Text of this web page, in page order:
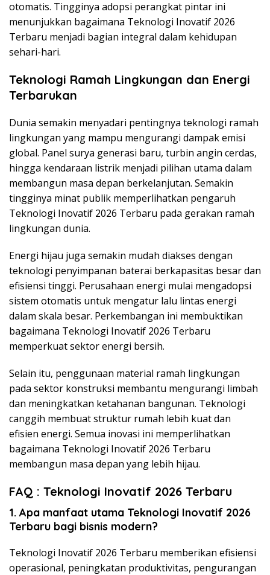
otomatis. Tingginya adopsi perangkat pintar ini
menunjukkan bagaimana Teknologi Inovatif 2026
Terbaru menjadi bagian integral dalam kehidupan
sehari-hari.
Teknologi Ramah Lingkungan dan Energi
Terbarukan
Dunia semakin menyadari pentingnya teknologi ramah
lingkungan yang mampu mengurangi dampak emisi
global. Panel surya generasi baru, turbin angin cerdas,
hingga kendaraan listrik menjadi pilihan utama dalam
membangun masa depan berkelanjutan. Semakin
tingginya minat publik memperlihatkan pengaruh
Teknologi Inovatif 2026 Terbaru pada gerakan ramah
lingkungan dunia.
Energi hijau juga semakin mudah diakses dengan
teknologi penyimpanan baterai berkapasitas besar dan
efisiensi tinggi. Perusahaan energi mulai mengadopsi
sistem otomatis untuk mengatur lalu lintas energi
dalam skala besar. Perkembangan ini membuktikan
bagaimana Teknologi Inovatif 2026 Terbaru
memperkuat sektor energi bersih.
Selain itu, penggunaan material ramah lingkungan
pada sektor konstruksi membantu mengurangi limbah
dan meningkatkan ketahanan bangunan. Teknologi
canggih membuat struktur rumah lebih kuat dan
efisien energi. Semua inovasi ini memperlihatkan
bagaimana Teknologi Inovatif 2026 Terbaru
membangun masa depan yang lebih hijau.
FAQ : Teknologi Inovatif 2026 Terbaru
1. Apa manfaat utama Teknologi Inovatif 2026
Terbaru bagi bisnis modern?
Teknologi Inovatif 2026 Terbaru memberikan efisiensi
operasional, peningkatan produktivitas, pengurangan